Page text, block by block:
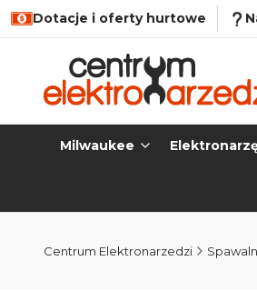
Dotacje i oferty hurtowe
Milwaukee
Centrum Elektronarzedzi